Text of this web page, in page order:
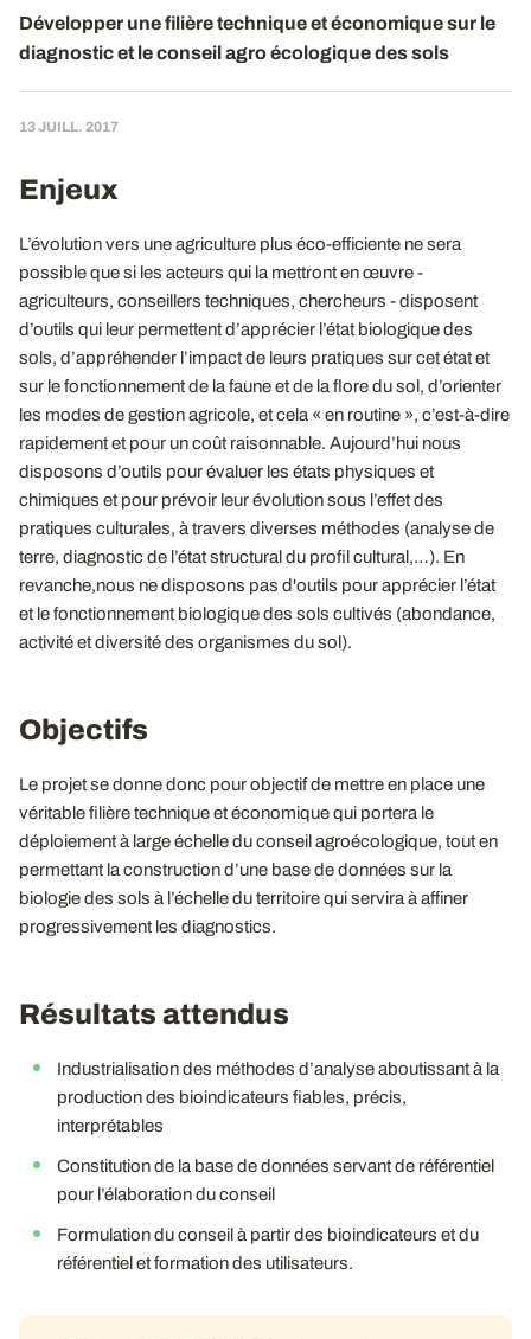
Développer une filière technique et économique sur le
diagnostic et le conseil agro écologique des sols
13 JUILL. 2017
Enjeux
L’évolution vers une agriculture plus éco-efficiente ne sera
possible que si les acteurs qui la mettront en œuvre -
agriculteurs, conseillers techniques, chercheurs - disposent
d’outils qui leur permettent d’apprécier l’état biologique des
sols, d’appréhender l’impact de leurs pratiques sur cet état et
sur le fonctionnement de la faune et de la flore du sol, d’orienter
les modes de gestion agricole, et cela « en routine », c’est-à-dire
rapidement et pour un coût raisonnable. Aujourd’hui nous
disposons d’outils pour évaluer les états physiques et
chimiques et pour prévoir leur évolution sous l’effet des
pratiques culturales, à travers diverses méthodes (analyse de
terre, diagnostic de l’état structural du profil cultural,…). En
revanche,nous ne disposons pas d'outils pour apprécier l’état
et le fonctionnement biologique des sols cultivés (abondance,
activité et diversité des organismes du sol).
Objectifs
Le projet se donne donc pour objectif de mettre en place une
véritable filière technique et économique qui portera le
déploiement à large échelle du conseil agroécologique, tout en
permettant la construction d’une base de données sur la
biologie des sols à l’échelle du territoire qui servira à affiner
progressivement les diagnostics.
Résultats attendus
Industrialisation des méthodes d’analyse aboutissant à la
production des bioindicateurs fiables, précis,
interprétables
Constitution de la base de données servant de référentiel
pour l’élaboration du conseil
Formulation du conseil à partir des bioindicateurs et du
référentiel et formation des utilisateurs.